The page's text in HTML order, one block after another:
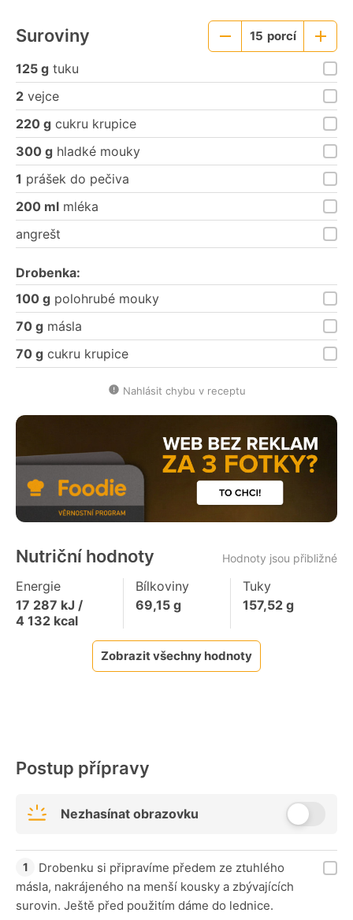
Suroviny
Menší15 porcí
Větší
porce
125 g tuku
2 vejce
220 g cukru krupice
300 g hladké mouky
1 prášek do pečiva
200 ml mléka
angrešt
Drobenka:
100 g polohrubé mouky
70 g másla
70 g cukru krupice
Nahlásit chybu v receptu
Nutriční hodnoty Hodnoty jsou přibližné
Energie
17 287 kJ /
4 132 kcal
Bílkoviny
69,15g
Tuky
157,52g
Zobrazit všechny hodnoty
Postup přípravy
Nezhasínat obrazovku
Drobenku si připravíme předem ze ztuhlého
másla, nakrájeného na menší kousky a zbývajících
surovin. Ještě před použitím dáme do lednice.